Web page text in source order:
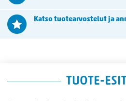
Katso tuotearvostelut ja
TUOTE-